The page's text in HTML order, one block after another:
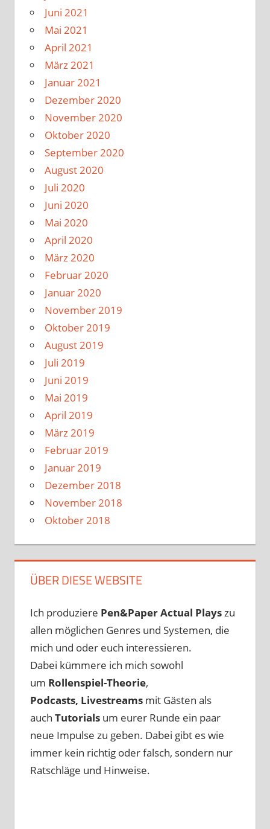
Juni 2021
Mai 2021
April 2021
März 2021
Januar 2021
Dezember 2020
November 2020
Oktober 2020
September 2020
August 2020
Juli 2020
Juni 2020
Mai 2020
April 2020
März 2020
Februar 2020
Januar 2020
November 2019
Oktober 2019
August 2019
Juli 2019
Juni 2019
Mai 2019
April 2019
März 2019
Februar 2019
Januar 2019
Dezember 2018
November 2018
Oktober 2018
ÜBER DIESE WEBSITE
Ich produziere Pen&PaperActual Playszu
allen möglichen Genres und Systemen, die
mich und oder euch interessieren.
Dabei kümmere ich mich sowohl
um Rollenspiel-Theorie,
Podcasts, Livestreams mit Gästen als
auch Tutorials um eurer Runde ein paar
neue Impulse zu geben. Dabei gibt es wie
immer kein richtig oder falsch, sondern nur
Ratschläge und Hinweise.